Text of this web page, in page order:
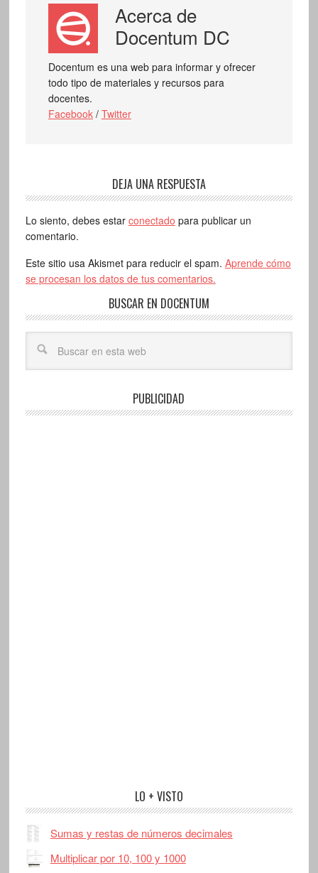
Acerca de
Docentum DC
Docentum es una web para informar y ofrecer
todo tipo de materiales y recursos para
docentes.
Facebook/ Twitter
DEJA UNA RESPUESTA
Lo siento, debes estar conectado para publicar un
comentario.
Este sitio usa Akismet para reducir el spam. Aprende cómo
se procesan los datos de tus comentarios.
BUSCAR EN DOCENTUM
PUBLICIDAD
LO + VISTO
Sumas y restas de números decimales
Multiplicar por 10, 100 y 1000